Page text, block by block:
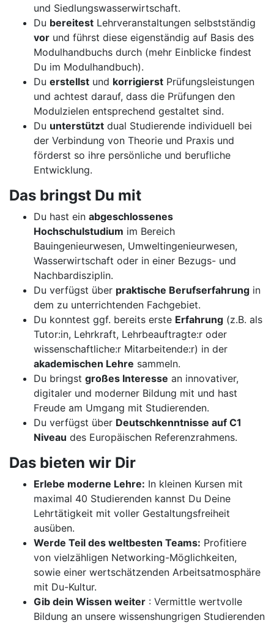
und Siedlungswasserwirtschaft.
Du bereitest Lehrveranstaltungen selbstständig
vor und führst diese eigenständig auf Basis des
Modulhandbuchs durch (mehr Einblicke findest
Du im Modulhandbuch).
Du erstellst und korrigierst Prüfungsleistungen
und achtest darauf, dass die Prüfungen den
Modulzielen entsprechend gestaltet sind.
Du unterstützt dual Studierende individuell bei
der Verbindung von Theorie und Praxis und
förderst so ihre persönliche und berufliche
Entwicklung.
Das bringst Du mit
Du hast ein abgeschlossenes
Hochschulstudium im Bereich
Bauingenieurwesen, Umweltingenieurwesen,
Wasserwirtschaft oder in einer Bezugs- und
Nachbardisziplin.
Du verfügst über praktische Berufserfahrung in
dem zu unterrichtenden Fachgebiet.
Du konntest ggf. bereits erste Erfahrung (z.B. als
Tutor:in, Lehrkraft, Lehrbeauftragte:r oder
wissenschaftliche:r Mitarbeitende:r) in der
akademischen Lehre sammeln.
Du bringst großes Interesse an innovativer,
digitaler und moderner Bildung mit und hast
Freude am Umgang mit Studierenden.
Du verfügst über Deutschkenntnisse auf C1
Niveau des Europäischen Referenzrahmens.
Das bieten wir Dir
Erlebe moderne Lehre: In kleinen Kursen mit
maximal 40 Studierenden kannst Du Deine
Lehrtätigkeit mit voller Gestaltungsfreiheit
ausüben.
Werde Teil des weltbesten Teams: Profitiere
von vielzähligen Networking-Möglichkeiten,
sowie einer wertschätzenden Arbeitsatmosphäre
mit Du-Kultur.
Gib dein Wissen weiter : Vermittle wertvolle
Bildung an unsere wissenshungrigen Studierenden